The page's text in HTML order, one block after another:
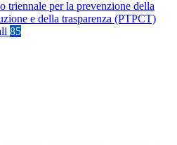
triennale per la prevenzione della
e della trasparenza (PTPCT)
85